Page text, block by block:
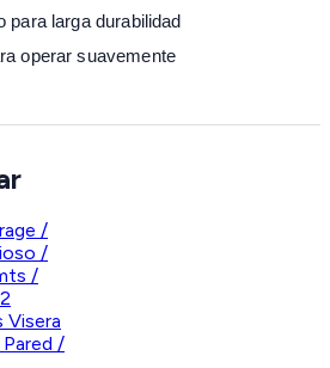
para larga durabilidad
operar suavemente